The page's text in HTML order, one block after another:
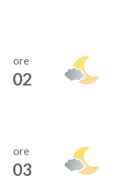
ore
02
ore
03